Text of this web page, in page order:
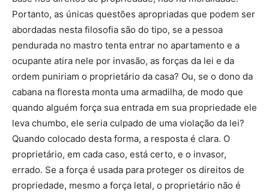
Portanto, as únicas questões apropriadas que podem ser
abordadas nesta filosofia são do tipo, se a pessoa
pendurada no mastro tenta entrar no apartamento e a
ocupante atira nele por invasão, as forças da lei e da
ordem puniriam o proprietário da casa? Ou, se o dono da
cabana na floresta monta uma armadilha, de modo que
quando alguém força sua entrada em sua propriedade ele
leva chumbo, ele seria culpado de uma violação da lei?
Quando colocado desta forma, a resposta é clara. O
proprietário, em cada caso, está certo, e o invasor,
errado. Se a força é usada para proteger os direitos de
propriedade, mesmo a força letal, o proprietário não é